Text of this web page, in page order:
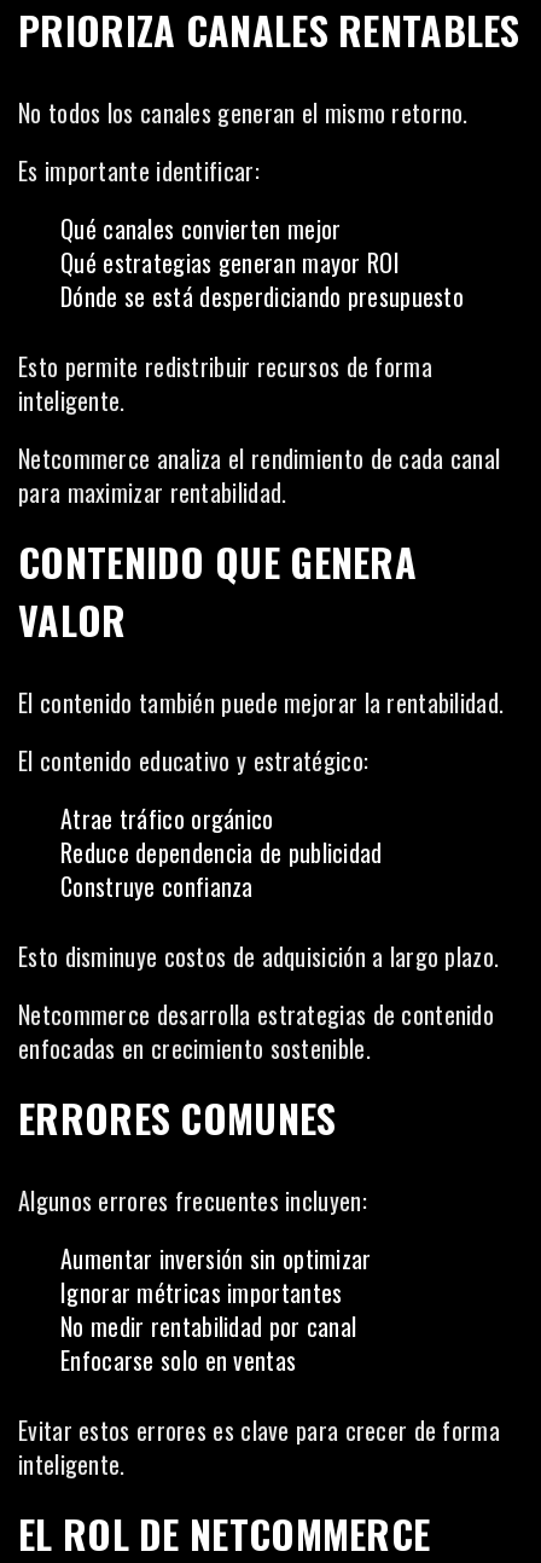
PRIORIZA CANALES RENTABLES
No todos los canales generan el mismo retorno.
Es importante identificar:
Qué canales convierten mejor
Qué estrategias generan mayor ROI
Dónde se está desperdiciando presupuesto
Esto permite redistribuir recursos de forma
inteligente.
Netcommerce analiza el rendimiento de cada canal
para maximizar rentabilidad.
CONTENIDO QUE GENERA
VALOR
El contenido también puede mejorar la rentabilidad.
El contenido educativo y estratégico:
Atrae tráfico orgánico
Reduce dependencia de publicidad
Construye confianza
Esto disminuye costos de adquisición a largo plazo.
Netcommerce desarrolla estrategias de contenido
enfocadas en crecimiento sostenible.
ERRORES COMUNES
Algunos errores frecuentes incluyen:
Aumentar inversión sin optimizar
Ignorar métricas importantes
No medir rentabilidad por canal
Enfocarse solo en ventas
Evitar estos errores es clave para crecer de forma
inteligente.
EL ROL DE NETCOMMERCE